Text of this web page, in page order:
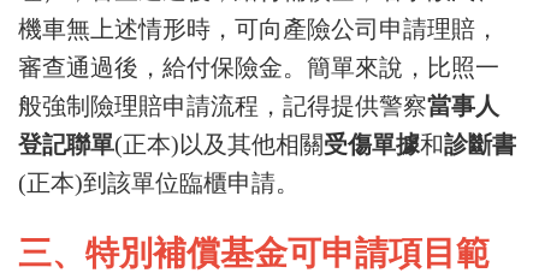
機車無上述情形時，可向產險公司申請理賠，
審查通過後，給付保險金。簡單來說，比照一
般強制險理賠申請流程，記得提供警察當事人
登記聯單(正本)以及其他相關受傷單據和診斷書
(正本)到該單位臨櫃申請。
三、特別補償基金可申請項目範